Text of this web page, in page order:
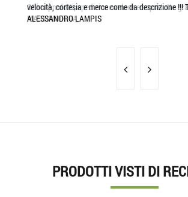
Ottimi prodotti, spedizione veloce e sopratutto
MASSIMO RIVA
velocità, cortesia e merce come da descrizione !!!
ALESSANDRO LAMPIS
PRODOTTI VISTI DI